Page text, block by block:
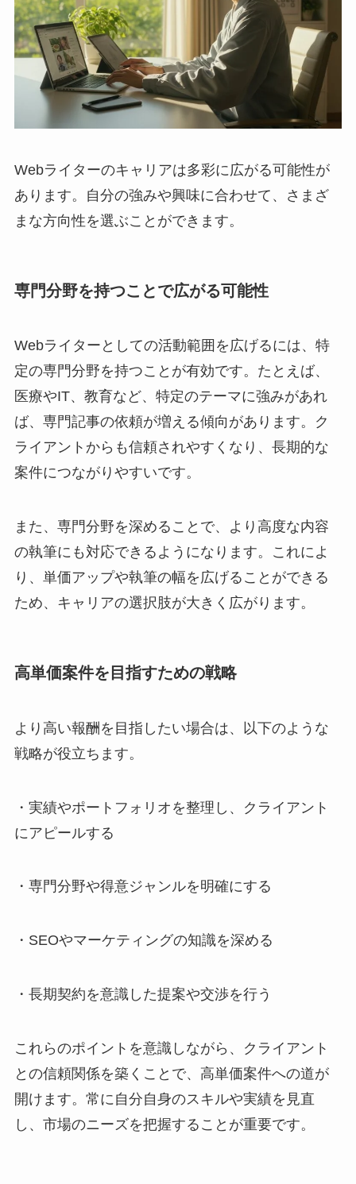
Webライターのキャリアは多彩に広がる可能性が
あります。自分の強みや興味に合わせて、さまざ
まな方向性を選ぶことができます。
専門分野を持つことで広がる可能性
Webライターとしての活動範囲を広げるには、特
定の専門分野を持つことが有効です。たとえば、
医療やIT、教育など、特定のテーマに強みがあれ
ば、専門記事の依頼が増える傾向があります。ク
ライアントからも信頼されやすくなり、長期的な
案件につながりやすいです。
また、専門分野を深めることで、より高度な内容
の執筆にも対応できるようになります。これによ
り、単価アップや執筆の幅を広げることができる
ため、キャリアの選択肢が大きく広がります。
高単価案件を目指すための戦略
より高い報酬を目指したい場合は、以下のような
戦略が役立ちます。
・実績やポートフォリオを整理し、クライアント
にアピールする
・専門分野や得意ジャンルを明確にする
・SEOやマーケティングの知識を深める
・長期契約を意識した提案や交渉を行う
これらのポイントを意識しながら、クライアント
との信頼関係を築くことで、高単価案件への道が
開けます。常に自分自身のスキルや実績を見直
し、市場のニーズを把握することが重要です。